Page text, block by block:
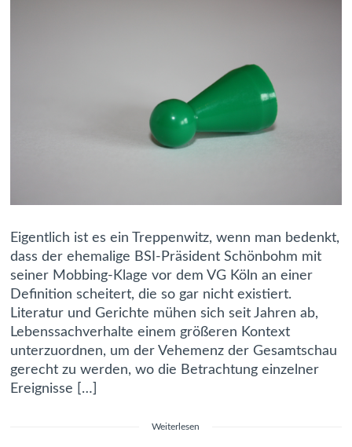
Eigentlich ist es ein Treppenwitz, wenn man bedenkt,
dass der ehemalige BSI-Präsident Schönbohm mit
seiner Mobbing-Klage vor dem VG Köln an einer
Definition scheitert, die so gar nicht existiert.
Literatur und Gerichte mühen sich seit Jahren ab,
Lebenssachverhalte einem größeren Kontext
unterzuordnen, um der Vehemenz der Gesamtschau
gerecht zu werden, wo die Betrachtung einzelner
Ereignisse […]
Weiterlesen